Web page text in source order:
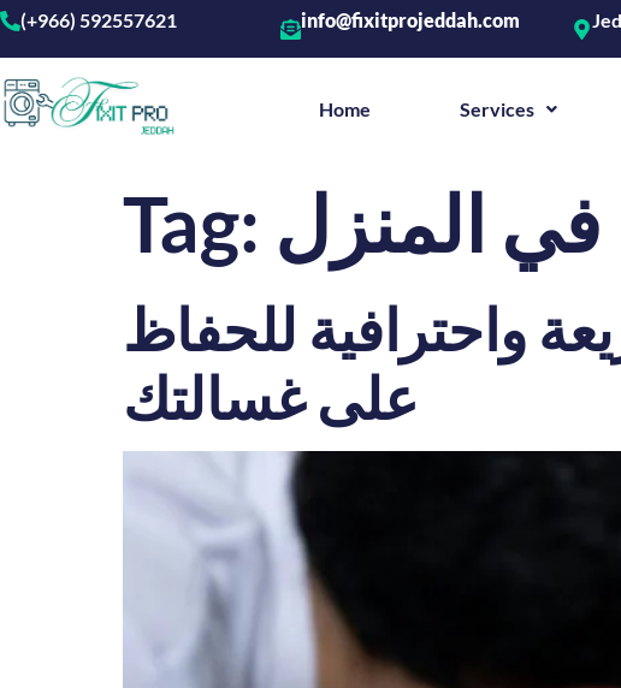
(+966) 592557621 info@fixitprojeddah.com
Home Services
Tag: المنزل
واحترافية للحفاظ
على غسالتك